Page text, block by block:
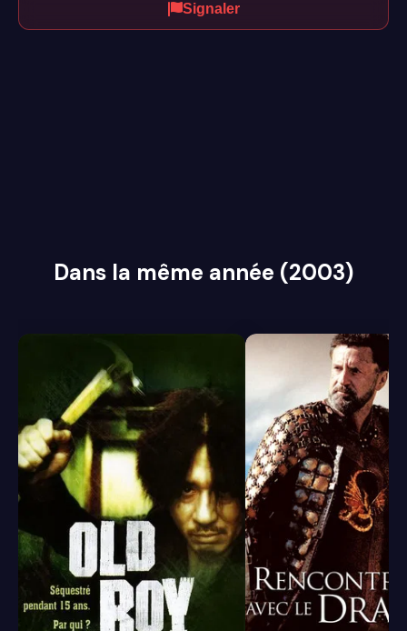
Signaler
Dans la même année (2003)